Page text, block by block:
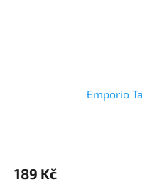
Emporio
189 Kč